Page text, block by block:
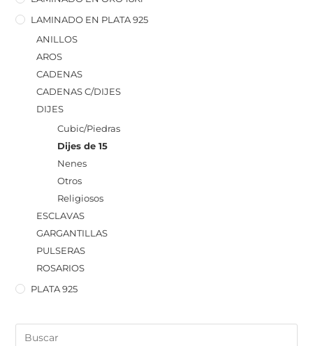
LAMINADO EN PLATA 925
ANILLOS
AROS
CADENAS
CADENAS C/DIJES
DIJES
Cubic/Piedras
Dijes de 15
Nenes
Otros
Religiosos
ESCLAVAS
GARGANTILLAS
PULSERAS
ROSARIOS
PLATA 925